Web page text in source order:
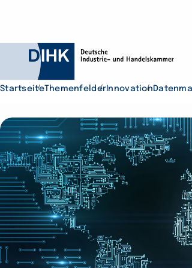
Durchsuchen
StartseiteThemenfelder Innovation